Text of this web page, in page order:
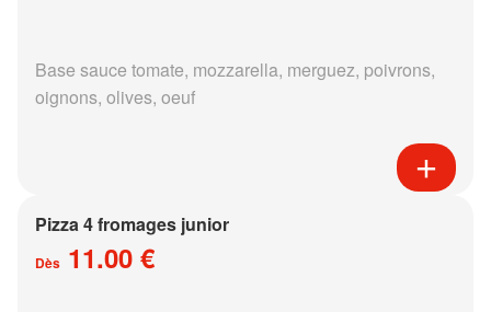
Base sauce tomate, mozzarella, merguez, poivrons,
oignons, olives, oeuf
Pizza 4 fromages junior
Dès 11.00 €